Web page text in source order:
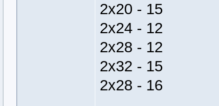
2х20 - 15
2х24 - 12
2х28 - 12
2х32 - 15
2х28 - 16